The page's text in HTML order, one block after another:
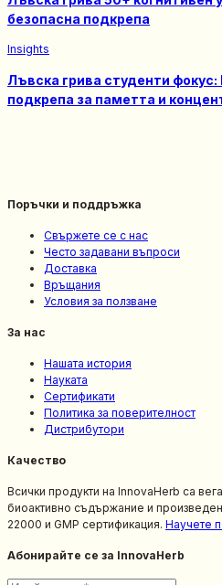
безопасна подкрепa
Insights
Лъвска грива студенти
подкрепа за паметта и
Поръчки и поддръжка
Свържете се с нас
Често задавани въпроси
Доставка
Връщания
Условия за ползване
За нас
Нашата история
Науката
Сертификати
Политика за поверителност
Дистрибутори
Качество
Всички продукти на InnovaHerb са
биоактивно съдържание и
22000 и GMP сертификация. Научете
Абонирайте се за InnovaHerb